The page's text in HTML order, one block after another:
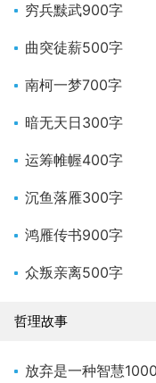
穷兵黩武900字
曲突徒薪500字
南柯一梦700字
暗无天日300字
运筹帷幄400字
沉鱼落雁300字
鸿雁传书900字
众叛亲离500字
哲理故事
放弃是一种智慧